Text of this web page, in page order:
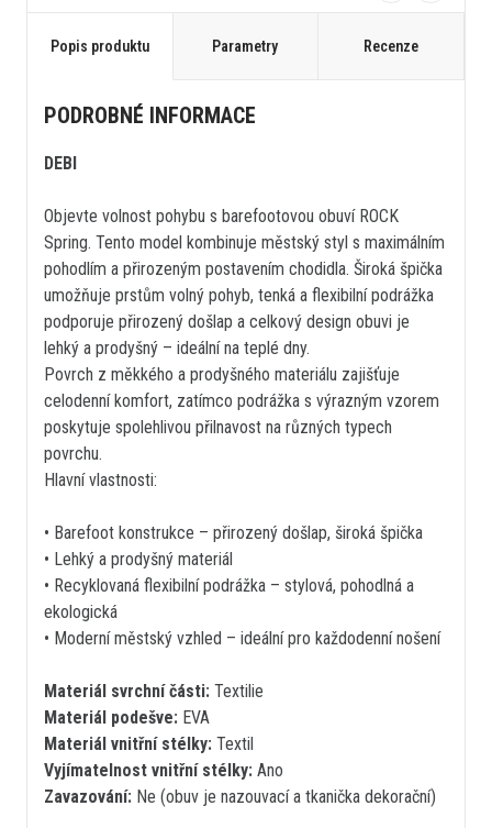
Popis produktu Parametry Recenze
PODROBNÉ INFORMACE
DEBI
Objevte volnost pohybu s barefootovou obuví ROCK
Spring. Tento model kombinuje městský styl s maximálním
pohodlím a přirozeným postavením chodidla. Široká špička
umožňuje prstům volný pohyb, tenká a flexibilní podrážka
podporuje přirozený došlap a celkový design obuvi je
lehký a prodyšný – ideální na teplé dny.
Povrch z měkkého a prodyšného materiálu zajišťuje
celodenní komfort, zatímco podrážka s výrazným vzorem
poskytuje spolehlivou přilnavost na různých typech
povrchu.
Hlavní vlastnosti:
• Barefoot konstrukce – přirozený došlap, široká špička
• Lehký a prodyšný materiál
• Recyklovaná flexibilní podrážka – stylová, pohodlná a
ekologická
• Moderní městský vzhled – ideální pro každodenní nošení
Materiál svrchní části: Textilie
Materiál podešve: EVA
Materiál vnitřní stélky: Textil
Vyjímatelnost vnitřní stélky: Ano
Zavazování: Ne (obuv je nazouvací a tkanička dekorační)